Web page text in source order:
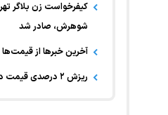
کیفرخواست زن بلاگر
شوهرش، صادر شد
آخرین خبر‌ها از
ریزش ۲ درصدی قیمت دلار در بازار آزاد مشهد+ علت